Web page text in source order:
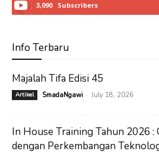
3,090 Subscribers
Info Terbaru
Majalah Tifa Edisi 45
Artikel SmadaNgawi - July 18, 2026
In House Training Tahun 2026
dengan Perkembangan